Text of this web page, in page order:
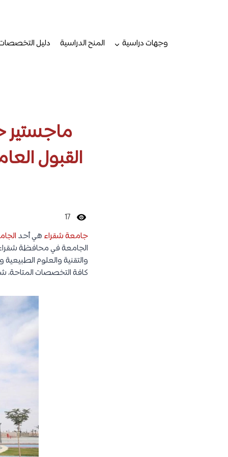
وجهات دراسية
المنح الدراسية دليل
ماجستير
القبول
17
جامعة شقراء هي أحد
الجامعة في محافظة
والتقنية والعلوم
كافة التخصصات المتاحة،